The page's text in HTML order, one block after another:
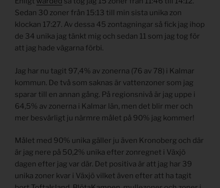
Sedan 30 zoner från 15:13 till min sista unika zon
klockan 17:27. Av dessa 45 zontagningar så fick jag ihop
de 34 unika jag tänkt mig och sedan 11 som jag tog för
att jag hade vägarna förbi.
Jag har nu tagit 97,4% av zonerna (76 av 78) i Kalmar
kommun. De två som saknas är vattenzoner som jag
sparar till en annan gång. På regionsnivå är jag uppe i
64,5% av zonerna i Kalmar län, men det blir mer och
mer besvärligt ju närmre målet på 90% jag kommer!
Målet med 90% unika gäller ju även Kronoberg och där
är jag nere på 50,2% unika efter zonregnet i Växjö
dagen efter jag var där. Det positiva är att jag har 39
unika zoner kvar i Växjö vilket även efter att ha tagit